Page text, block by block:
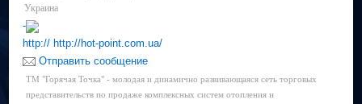
Украина
-
http:// http://hot-point.com.ua/
Отправить сообщение
ТМ "Горячая Точка" - молодая и динамично развивающаяся сеть торговых
представительств по продаже комплексных систем отопления и